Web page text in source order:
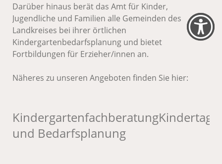
Darüber hinaus berät das Amt für Kinder,
Jugendliche und Familien alle Gemeinden des
Landkreises bei ihrer örtlichen
Kindergartenbedarfsplanung und bietet
Fortbildungen für Erzieher/innen an.
Näheres zu unseren Angeboten finden Sie hier:
Kindergartenfachberatung
und Bedarfsplanung